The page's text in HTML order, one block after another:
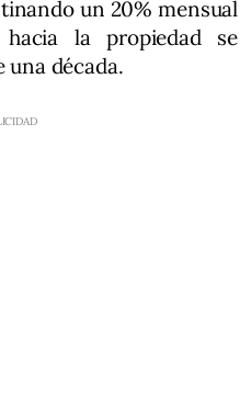
un 20% mensual
la propiedad se
una década.